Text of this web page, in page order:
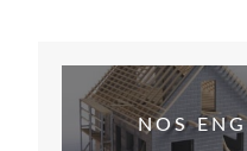
NOS